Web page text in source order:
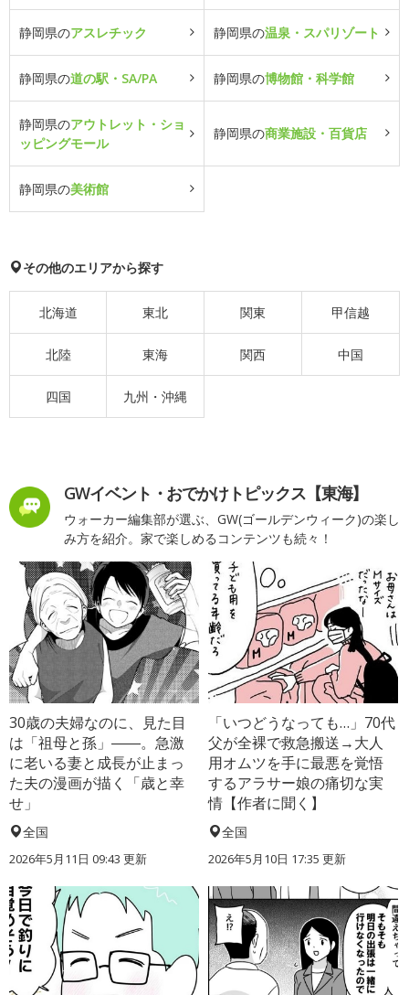
静岡県のアスレチック 静岡県の温泉・スパリゾート
静岡県の道の駅・SA/PA 静岡県の博物館・科学館
静岡県のアウトレット・ショ
ッピングモール
静岡県の商業施設・百貨店
静岡県の美術館
その他のエリアから探す
北海道 東北 関東 甲信越
北陸 東海 関西 中国
四国 九州・沖縄
GWイベント・おでかけトピックス【東海】
ウォーカー編集部が選ぶ、GW(ゴールデンウィーク)の楽し
み方を紹介。家で楽しめるコンテンツも続々！
30歳の夫婦なのに、見た目
は「祖母と孫」――。急激
に老いる妻と成長が止まっ
た夫の漫画が描く「歳と幸
せ」
全国
2026年5月11日 09:43 更新
「いつどうなっても…」70代
父が全裸で救急搬送→大人
用オムツを手に最悪を覚悟
するアラサー娘の痛切な実
情【作者に聞く】
全国
2026年5月10日 17:35 更新